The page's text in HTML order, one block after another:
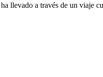
llevado a través de un viaje